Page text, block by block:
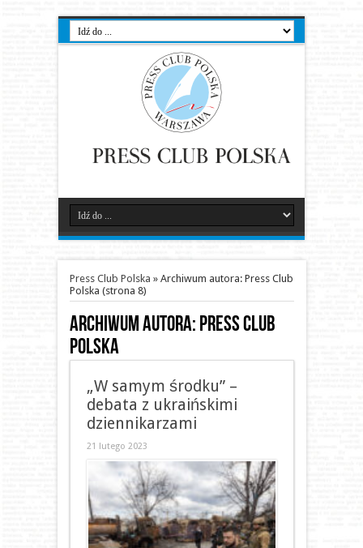
Press Club Polska » Archiwum autora: Press Club
Polska (strona 8)
Archiwum autora: Press Club
Polska
„W samym środku” –
debata z ukraińskimi
dziennikarzami
21 lutego 2023